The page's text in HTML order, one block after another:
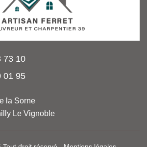
73 10
01 95
la Sorne
Le Vignoble